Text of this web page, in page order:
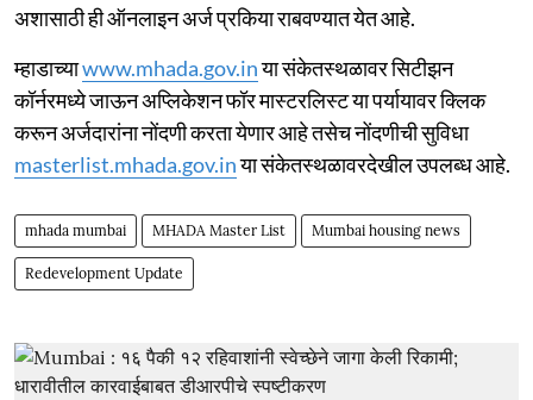
अशासाठी ही ऑनलाइन अर्ज प्रकिया राबवण्यात येत आहे.
म्हाडाच्याwww.mhada.gov.inया संकेतस्थळावर सिटीझन
कॉर्नरमध्ये जाऊन अप्लिकेशन फॉर मास्टरलिस्ट या पर्यायावर क्लिक
करून अर्जदारांना नोंदणी करता येणार आहे तसेच नोंदणीची सुविधा
masterlist.mhada.gov.inया संकेतस्थळावरदेखील उपलब्ध आहे.
mhada mumbai MHADA Master List Mumbai housing news
Redevelopment Update